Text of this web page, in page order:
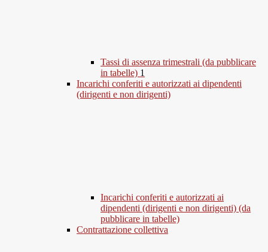
Tassi di assenza trimestrali (da pubblicare
in tabelle) 1
Incarichi conferiti e autorizzati ai dipendenti
(dirigenti e non dirigenti)
Incarichi conferiti e autorizzati ai
dipendenti (dirigenti e non dirigenti) (da
pubblicare in tabelle)
Contrattazione collettiva